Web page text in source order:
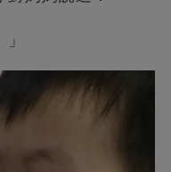
」